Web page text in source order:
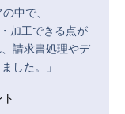
中で、
加工できる点が
請求書処理やデ
した。」